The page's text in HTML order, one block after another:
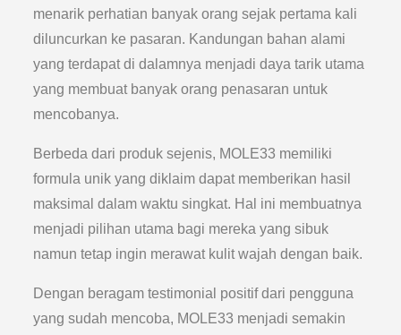
menarik perhatian banyak orang sejak pertama kali
diluncurkan ke pasaran. Kandungan bahan alami
yang terdapat di dalamnya menjadi daya tarik utama
yang membuat banyak orang penasaran untuk
mencobanya.
Berbeda dari produk sejenis, MOLE33 memiliki
formula unik yang diklaim dapat memberikan hasil
maksimal dalam waktu singkat. Hal ini membuatnya
menjadi pilihan utama bagi mereka yang sibuk
namun tetap ingin merawat kulit wajah dengan baik.
Dengan beragam testimonial positif dari pengguna
yang sudah mencoba, MOLE33 menjadi semakin